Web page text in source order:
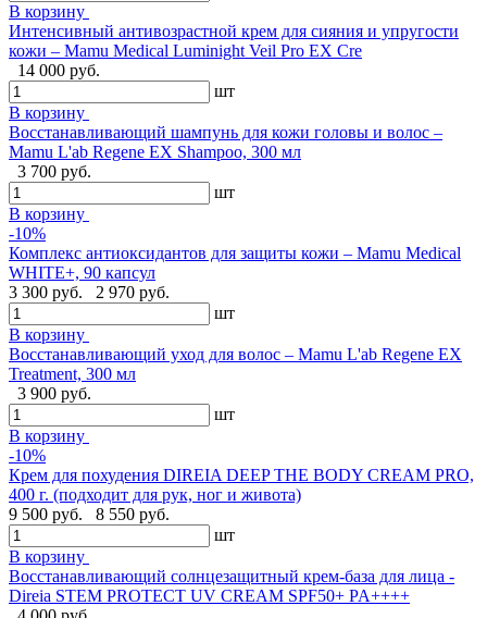
В корзину
Интенсивный антивозрастной крем для сияния и упругости
кожи – Mamu Medical Luminight Veil Pro EX Cre
14 000 руб.
шт
В корзину
Восстанавливающий шампунь для кожи головы и волос –
Mamu L'ab Regene EX Shampoo, 300 мл
3 700 руб.
шт
В корзину
-10%
Комплекс антиоксидантов для защиты кожи – Mamu Medical
WHITE+, 90 капсул
3 300 руб.
2 970 руб.
шт
В корзину
Восстанавливающий уход для волос – Mamu L'ab Regene EX
Treatment, 300 мл
3 900 руб.
шт
В корзину
-10%
Крем для похудения DIREIA DEEP THE BODY CREAM PRO,
400 г. (подходит для рук, ног и живота)
9 500 руб.
8 550 руб.
шт
В корзину
Восстанавливающий солнцезащитный крем-база для лица -
Direia STEM PROTECT UV CREAM SPF50+ PA++++